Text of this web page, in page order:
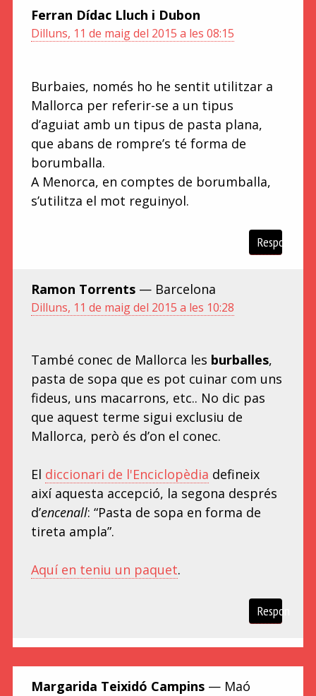
Ferran Dídac Lluch i Dubon
Dilluns, 11 de maig del 2015 a les 08:15
Burbaies, només ho he sentit utilitzar a
Mallorca per referir-se a un tipus
d’aguiat amb un tipus de pasta plana,
que abans de rompre’s té forma de
borumballa.
A Menorca, en comptes de borumballa,
s’utilitza el mot reguinyol.
Respon
Ramon Torrents — Barcelona
Dilluns, 11 de maig del 2015 a les 10:28
També conec de Mallorca les burballes,
pasta de sopa que es pot cuinar com uns
fideus, uns macarrons, etc.. No dic pas
que aquest terme sigui exclusiu de
Mallorca, però és d’on el conec.
El diccionari de l'Enciclopèdia defineix
així aquesta accepció, la segona després
d’encenall: “Pasta de sopa en forma de
tireta ampla”.
Aquí en teniu un paquet.
Respon
Margarida Teixidó Campins — Maó